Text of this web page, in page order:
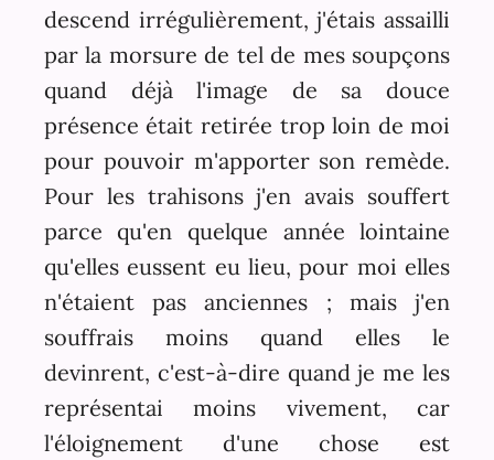
descend irrégulièrement, j'étais assailli
par la morsure de tel de mes soupçons
quand déjà l'image de sa douce
présence était retirée trop loin de moi
pour pouvoir m'apporter son remède.
Pour les trahisons j'en avais souffert
parce qu'en quelque année lointaine
qu'elles eussent eu lieu, pour moi elles
n'étaient pas anciennes ; mais j'en
souffrais moins quand elles le
devinrent, c'est-à-dire quand je me les
représentai moins vivement, car
l'éloignement d'une chose est